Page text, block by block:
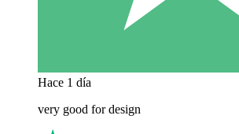
Hace 1 día
very good for design